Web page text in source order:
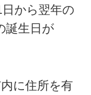
日から翌年の
誕生日が
に住所を有